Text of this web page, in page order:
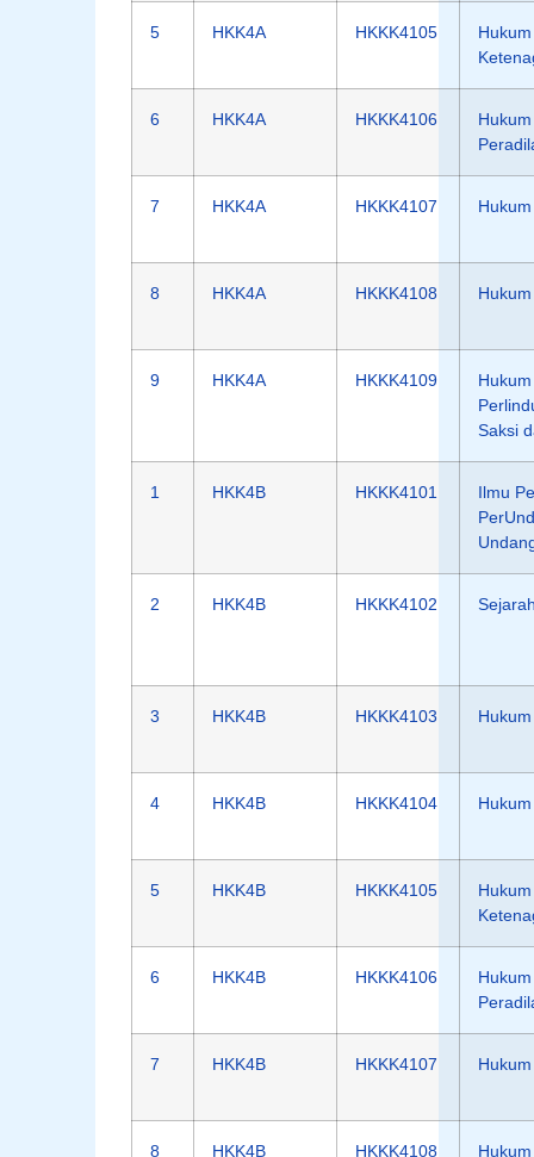
5 HKK4A HKKK4105
Hukum
6 HKK4A HKKK4106
7 HKK4A HKKK4107
8 HKK4A HKKK4108
9 HKK4A HKKK4109
Hukum
Saksi
1 HKK4B HKKK4101
Ilmu
2 HKK4B HKKK4102
3 HKK4B HKKK4103
4 HKK4B HKKK4104
5 HKK4B HKKK4105
Hukum
6 HKK4B HKKK4106
7 HKK4B HKKK4107
8 HKK4B HKKK4108